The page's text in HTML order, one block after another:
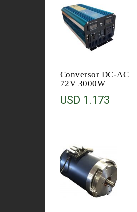
Conversor DC-AC
72V 3000W
USD 1.173